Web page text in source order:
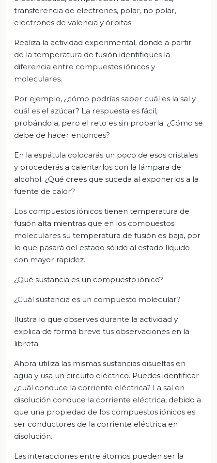
transferencia de electrones, polar, no polar,
electrones de valencia y órbitas.
Realiza la actividad experimental, donde a partir
de la temperatura de fusión identifiques la
diferencia entre compuestos iónicos y
moleculares.
Por ejemplo, ¿cómo podrías saber cuál es la sal y
cuál es el azúcar? La respuesta es fácil,
probándola, pero el reto es sin probarla. ¿Cómo se
debe de hacer entonces?
En la espátula colocarás un poco de esos cristales
y procederás a calentarlos con la lámpara de
alcohol. ¿Qué crees que suceda al exponerlos a la
fuente de calor?
Los compuestos iónicos tienen temperatura de
fusión alta mientras que en los compuestos
moleculares su temperatura de fusión es baja, por
lo que pasará del estado sólido al estado líquido
con mayor rapidez.
¿Qué sustancia es un compuesto iónico?
¿Cuál sustancia es un compuesto molecular?
Ilustra lo que observes durante la actividad y
explica de forma breve tus observaciones en la
libreta.
Ahora utiliza las mismas sustancias disueltas en
agua y usa un circuito eléctrico. Puedes identificar
¿cuál conduce la corriente eléctrica? La sal en
disolución conduce la corriente eléctrica, debido a
que una propiedad de los compuestos iónicos es
ser conductores de la corriente eléctrica en
disolución.
Las interacciones entre átomos pueden ser la